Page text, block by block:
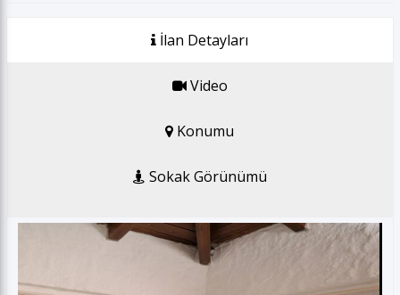
İlan Detayları
Video
Konumu
Sokak Görünümü